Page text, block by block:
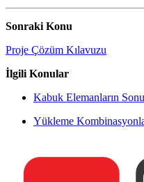
Sonraki Konu
Proje Çözüm Kılavuzu
İlgili Konular
Kabuk Elemanların
Yükleme